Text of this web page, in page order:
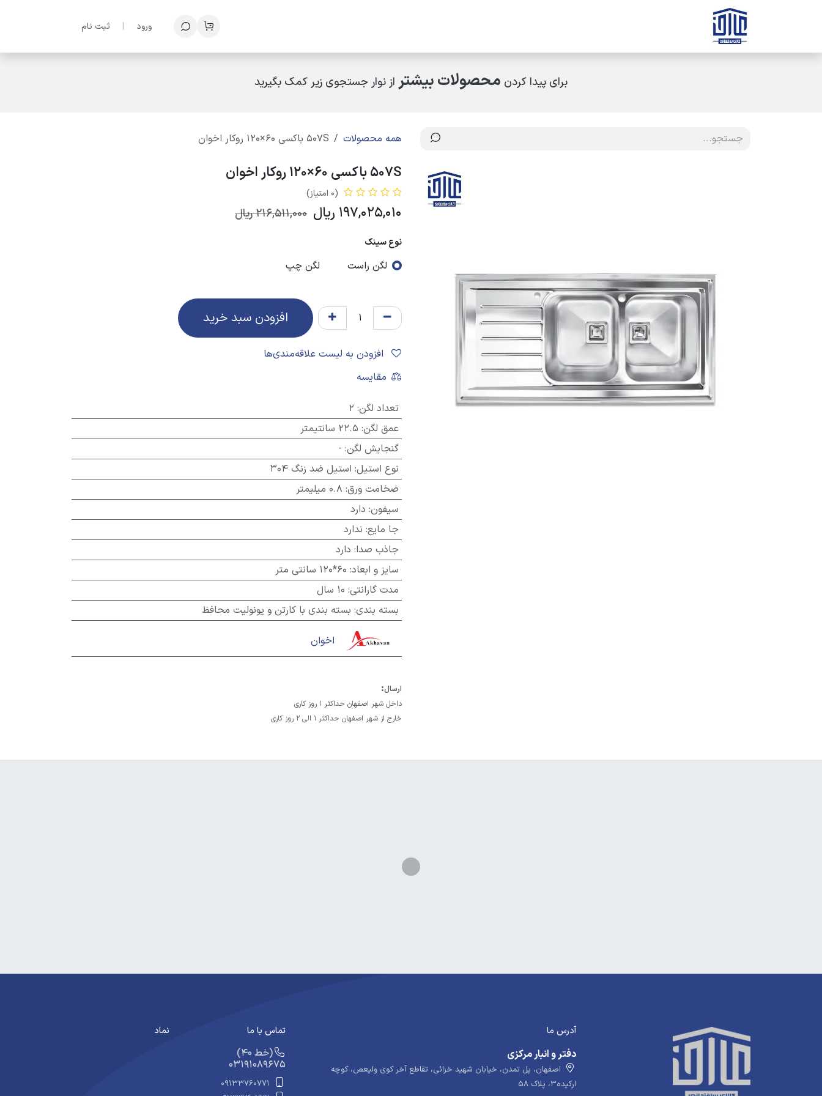
صرف نظر و مشاهده محتوا
ورود | ثبت نام
برای پیدا کردن محصولات بیشتر از نوار جستجوی زیر کمک بگیرید
همه محصولات 507S باکسی 60×120 روکار اخوان
507S باکسی 60×120 روکار اخوان
(0 امتیاز)
197,025,010 ریال 216,511,000ریال
نوع سینک
لگن راست لگن چپ
افزودن سبد خرید
مقایسه
تعداد لگن:
2
عمق لگن: 22.5 سانتیمتر
گنجایش لگن:
-
نوع استیل: استیل ضد زنگ 304
ضخامت ورق: 0.8 میلیمتر
سیفون: دارد
جا مایع: ندارد
جاذب صدا: دارد
سایز و ابعاد: 60*120 سانتی متر
مدت گارانتی: 10 سال
بسته بندی: بسته بندی با کارتن و یونولیت محافظ
اخوان
ارسال:
داخل شهر اصفهان حداکثر 1 روز کاری
خارج از شهر اصفهان حداکثر 1 الی 2 روز کاری
آدرس ما
دفتر و انبار مرکزی
اصفهان، پل تمدن، خیابان شهید خزائی، تقاطع آخر کوی ولیعص، کوچه
ارکیده۳، پلاک ۵۸
تماس با ما
​​​ (40 خط)
03191089675
09133760771
نماد